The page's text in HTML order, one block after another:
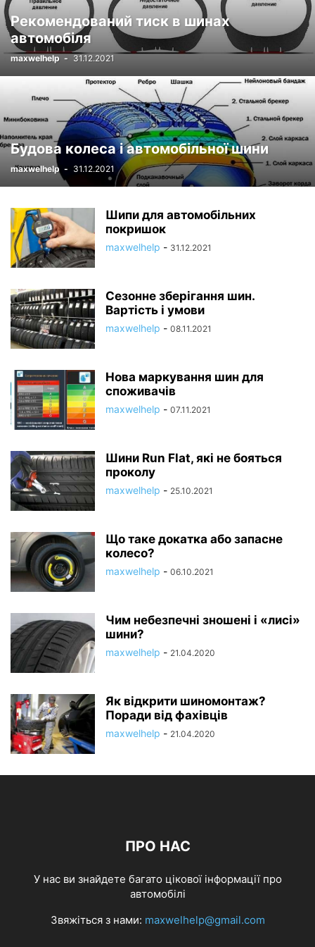
Рекомендований тиск в шинах
автомобіля
maxwelhelp - 31.12.2021
Будова колеса і автомобільної шини
maxwelhelp - 31.12.2021
Шипи для автомобільних
покришок
maxwelhelp - 31.12.2021
Сезонне зберігання шин.
Вартість і умови
maxwelhelp - 08.11.2021
Нова маркування шин для
споживачів
maxwelhelp - 07.11.2021
Шини Run Flat, які не бояться
проколу
maxwelhelp - 25.10.2021
Що таке докатка або запасне
колесо?
maxwelhelp - 06.10.2021
Чим небезпечні зношені і «лисі»
шини?
maxwelhelp - 21.04.2020
Як відкрити шиномонтаж?
Поради від фахівців
maxwelhelp - 21.04.2020
ПРО НАС
У нас ви знайдете багато цікової інформації про
автомобілі
Звяжіться з нами: maxwelhelp@gmail.com